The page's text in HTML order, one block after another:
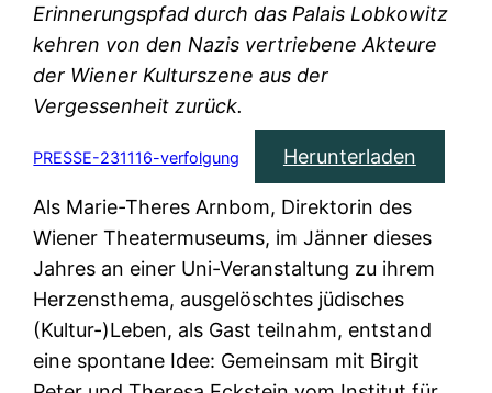
Erinnerungspfad durch das Palais Lobkowitz
kehren von den Nazis vertriebene Akteure
der Wiener Kulturszene aus der
Vergessenheit zurück.
PRESSE-231116-verfolgung Herunterladen
Als Marie-Theres Arnbom, Direktorin des
Wiener Theatermuseums, im Jänner dieses
Jahres an einer Uni-Veranstaltung zu ihrem
Herzensthema, ausgelöschtes jüdisches
(Kultur-)Leben, als Gast teilnahm, entstand
eine spontane Idee: Gemeinsam mit Birgit